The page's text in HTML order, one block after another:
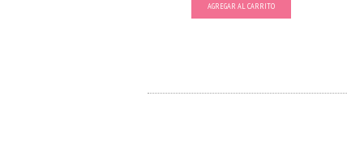
AGREGAR AL CARRITO